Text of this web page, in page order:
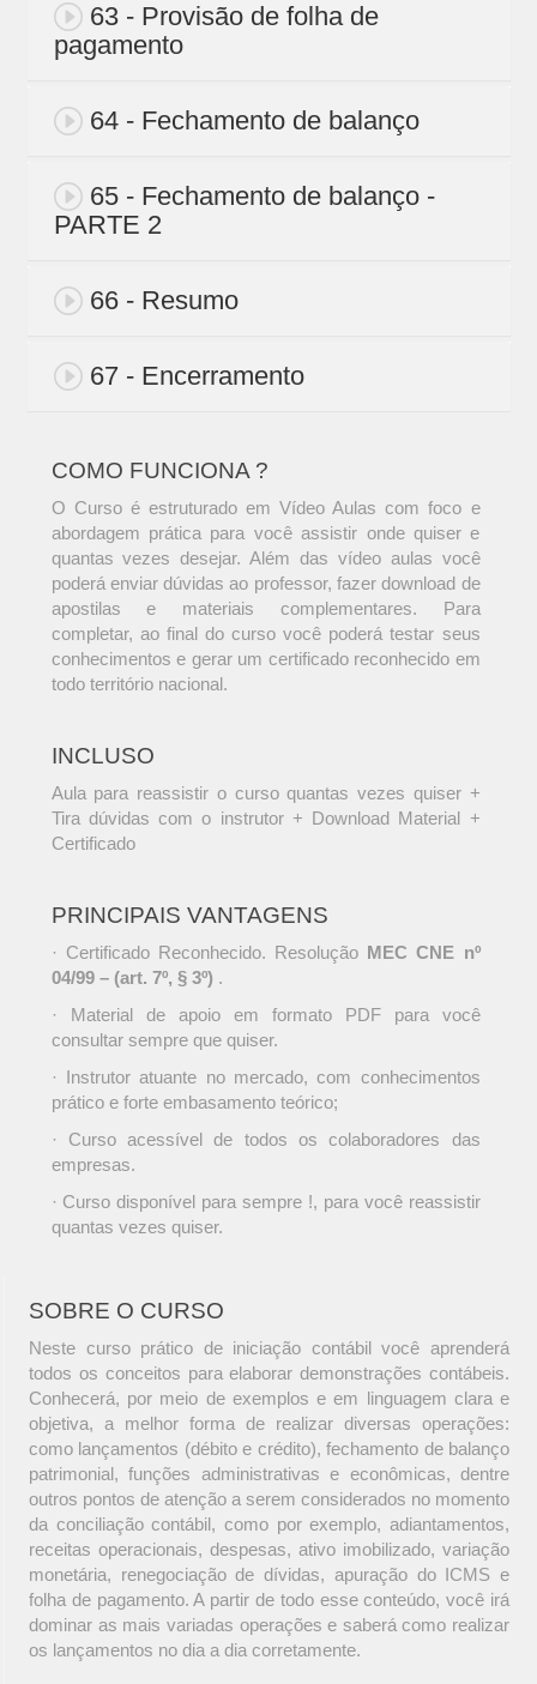
63 - Provisão de folha de
pagamento
64 - Fechamento de balanço
65 - Fechamento de balanço -
PARTE 2
66 - Resumo
67 - Encerramento
COMO FUNCIONA ?
O Curso é estruturado em Vídeo Aulas com foco e
abordagem prática para você assistir onde quiser e
quantas vezes desejar. Além das vídeo aulas você
poderá enviar dúvidas ao professor, fazer download de
apostilas e materiais complementares. Para
completar, ao final do curso você poderá testar seus
conhecimentos e gerar um certificado reconhecido em
todo território nacional.
INCLUSO
Aula para reassistir o curso quantas vezes quiser +
Tira dúvidas com o instrutor + Download Material +
Certificado
PRINCIPAIS VANTAGENS
· Certificado Reconhecido. Resolução MEC CNE nº
04/99 – (art. 7º, § 3º) .
· Material de apoio em formato PDF para você
consultar sempre que quiser.
· Instrutor atuante no mercado, com conhecimentos
prático e forte embasamento teórico;
· Curso acessível de todos os colaboradores das
empresas.
· Curso disponível para sempre !, para você reassistir
quantas vezes quiser.
SOBRE O CURSO
Neste curso prático de iniciação contábil você aprenderá
todos os conceitos para elaborar demonstrações contábeis.
Conhecerá, por meio de exemplos e em linguagem clara e
objetiva, a melhor forma de realizar diversas operações:
como lançamentos (débito e crédito), fechamento de balanço
patrimonial, funções administrativas e econômicas, dentre
outros pontos de atenção a serem considerados no momento
da conciliação contábil, como por exemplo, adiantamentos,
receitas operacionais, despesas, ativo imobilizado, variação
monetária, renegociação de dívidas, apuração do ICMS e
folha de pagamento. A partir de todo esse conteúdo, você irá
dominar as mais variadas operações e saberá como realizar
os lançamentos no dia a dia corretamente.